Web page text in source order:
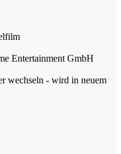
Entertainment GmbH
wechseln - wird in neuem